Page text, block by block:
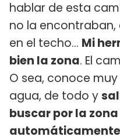
hablar de esta
no la
en el techo... Mi
bien la zona. El
O sea, conoce
agua, de todo y
buscar por la
automáticamente